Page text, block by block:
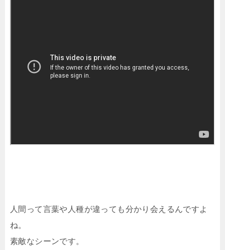
人間って言葉や人種が違っても分かり会えるんですよ
ね。
素敵なシーンです。